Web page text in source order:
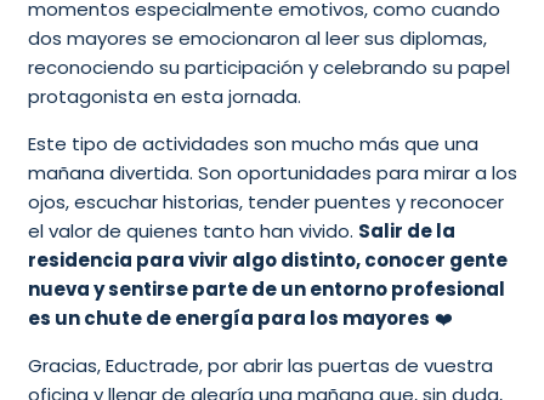
momentos especialmente emotivos, como cuando
dos mayores se emocionaron al leer sus diplomas,
reconociendo su participación y celebrando su papel
protagonista en esta jornada.
Este tipo de actividades son mucho más que una
mañana divertida. Son oportunidades para mirar a los
ojos, escuchar historias, tender puentes y reconocer
el valor de quienes tanto han vivido. Salir de la
residencia para vivir algo distinto, conocer gente
nueva y sentirse parte de un entorno profesional
es un chute de energía para los mayores ❤️
Gracias, Eductrade, por abrir las puertas de vuestra
oficina y llenar de alegría una mañana que, sin duda,